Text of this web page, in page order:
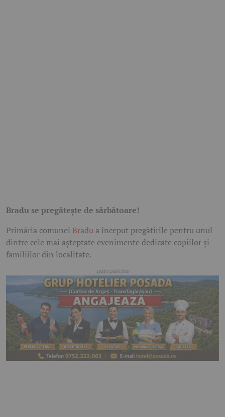
Bradu se pregătește de sărbătoare!
Primăria comunei Bradu a început pregătirile pentru unul
dintre cele mai așteptate evenimente dedicate copiilor și
familiilor din localitate.